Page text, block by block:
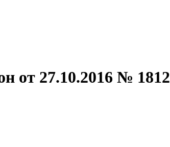
от 27.10.2016 № 1812